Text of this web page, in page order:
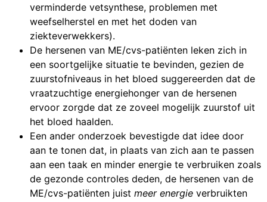
verminderde vetsynthese, problemen met
weefselherstel en met het doden van
ziekteverwekkers).
De hersenen van ME/cvs-patiënten leken zich in
een soortgelijke situatie te bevinden, gezien de
zuurstofniveaus in het bloed suggereerden dat de
vraatzuchtige energiehonger van de hersenen
ervoor zorgde dat ze zoveel mogelijk zuurstof uit
het bloed haalden.
Een ander onderzoek bevestigde dat idee door
aan te tonen dat, in plaats van zich aan te passen
aan een taak en minder energie te verbruiken zoals
de gezonde controles deden, de hersenen van de
ME/cvs-patiënten juist meer energie verbruikten